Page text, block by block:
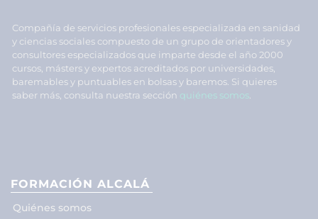
Compañía de servicios profesionales especializada en sanidad
y ciencias sociales compuesto de un grupo de orientadores y
consultores especializados que imparte desde el año 2000
cursos, másters y expertos acreditados por universidades,
baremables y puntuables en bolsas y baremos. Si quieres
saber más, consulta nuestra sección quiénes somos
FORMACIÓN ALCALÁ
Quiénes somos